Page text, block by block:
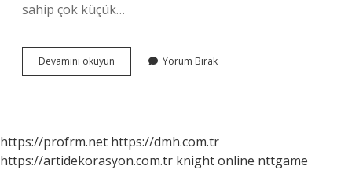
sahip çok küçük…
Devamını okuyun
Sınıf
Yorum Bırak
https://profrm.net https://dmh.com.tr
https://artidekorasyon.com.tr knight online nttgame